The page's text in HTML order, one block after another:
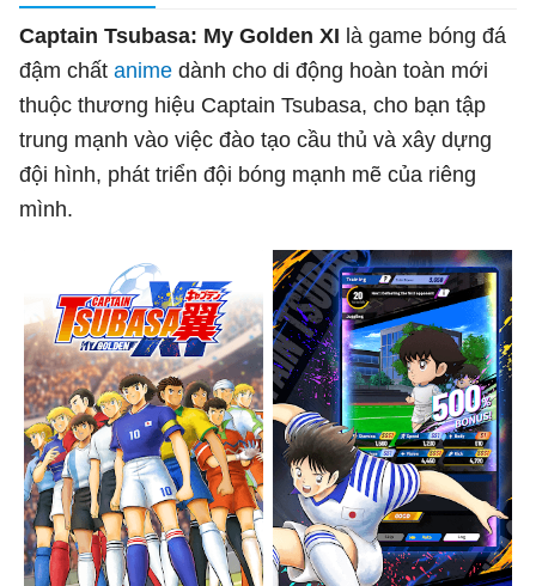
Captain Tsubasa: My Golden XI là game bóng đá
đậm chất anime dành cho di động hoàn toàn mới
thuộc thương hiệu Captain Tsubasa, cho bạn tập
trung mạnh vào việc đào tạo cầu thủ và xây dựng
đội hình, phát triển đội bóng mạnh mẽ của riêng
mình.